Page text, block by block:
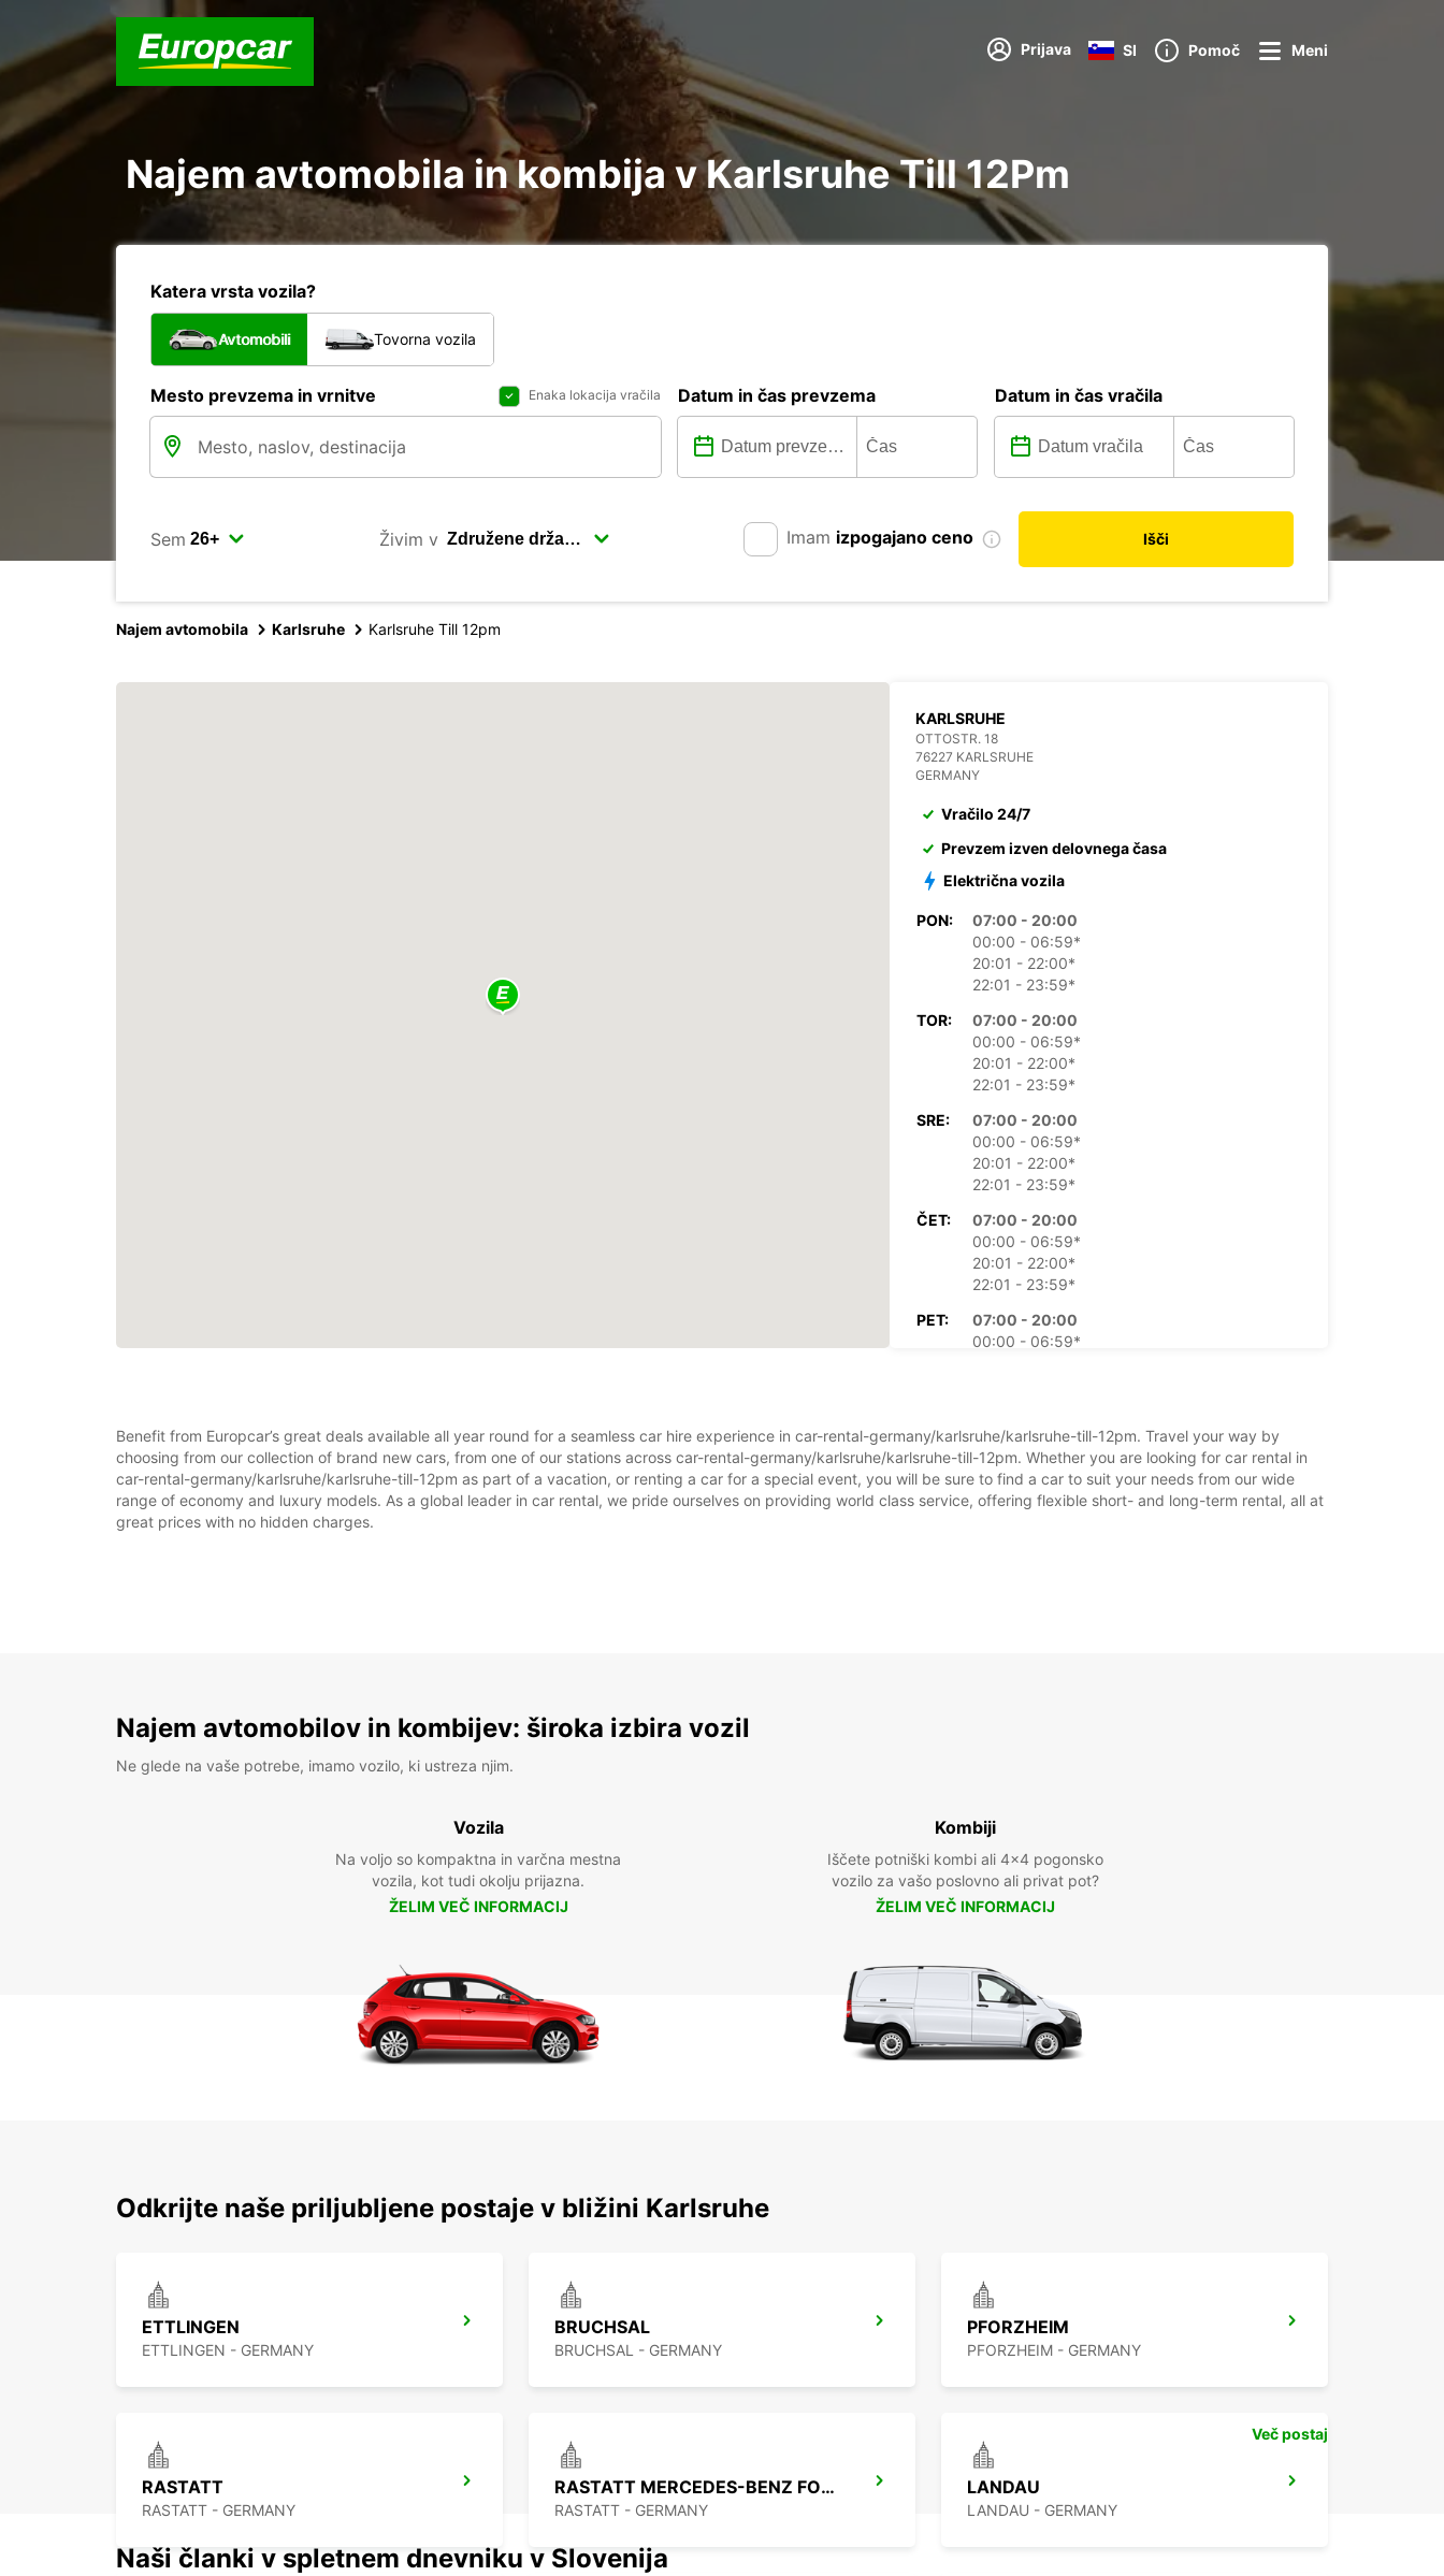
Prijava SI Pomoč Meni
Najem avtomobila in kombija v Karlsruhe Till 12Pm
Katera vrsta vozila?
Avtomobili Tovorna vozila
Mesto prevzema in vrnitve Enaka lokacija vračila Datum in čas prevzema Datum in čas vračila
Sem Živim v Imam izpogajano ceno Išči
Najem avtomobila Karlsruhe Karlsruhe Till 12pm
KARLSRUHE
OTTOSTR. 18
76227 KARLSRUHE
GERMANY
Vračilo 24/7
Prevzem izven delovnega časa
Električna vozila
PON:
07:00 - 20:00
00:00 - 06:59*
20:01 - 22:00*
22:01 - 23:59*
TOR:
07:00 - 20:00
00:00 - 06:59*
20:01 - 22:00*
22:01 - 23:59*
SRE:
07:00 - 20:00
00:00 - 06:59*
20:01 - 22:00*
22:01 - 23:59*
ČET:
07:00 - 20:00
00:00 - 06:59*
20:01 - 22:00*
22:01 - 23:59*
PET:
07:00 - 20:00
00:00 - 06:59*
00:00 - 07:59*
12:01 - 22:00*
22:01 - 23:59*
Benefit from Europcar’s great deals available all year round for a seamless car hire experience in car-rental-germany/karlsruhe/karlsruhe-till-12pm. Travel your way by
choosing from our collection of brand new cars, from one of our stations across car-rental-germany/karlsruhe/karlsruhe-till-12pm. Whether you are looking for car rental in
car-rental-germany/karlsruhe/karlsruhe-till-12pm as part of a vacation, or renting a car for a special event, you will be sure to find a car to suit your needs from our wide
range of economy and luxury models. As a global leader in car rental, we pride ourselves on providing world class service, offering flexible short- and long-term rental, all at
great prices with no hidden charges.
Najem avtomobilov in kombijev: široka izbira vozil
Ne glede na vaše potrebe, imamo vozilo, ki ustreza njim.
Vozila
Na voljo so kompaktna in varčna mestna
vozila, kot tudi okolju prijazna.
ŽELIM VEČ INFORMACIJ
Kombiji
Iščete potniški kombi ali 4x4 pogonsko
vozilo za vašo poslovno ali privat pot?
ŽELIM VEČ INFORMACIJ
Odkrijte naše priljubljene postaje v bližini Karlsruhe
ETTLINGEN
ETTLINGEN - GERMANY
BRUCHSAL
BRUCHSAL - GERMANY
PFORZHEIM
PFORZHEIM - GERMANY
RASTATT
RASTATT - GERMANY
RASTATT MERCEDES-BENZ FORUM (DROP-OFF ONLY)
RASTATT - GERMANY
LANDAU
LANDAU - GERMANY
Več postaj
Naši članki v spletnem dnevniku v Slovenija